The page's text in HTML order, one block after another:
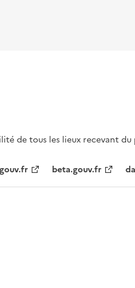
de tous les lieux recevant
beta.gouv.fr